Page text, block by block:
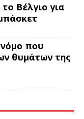
Βέλγιο για
που
θυμάτων της